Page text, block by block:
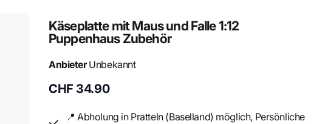
Käseplatte mit Maus und Falle 1:12
Puppenhaus Zubehör
AnbieterUnbekannt
CHF 34.90
📍 Abholung in Pratteln (Baselland) möglich, Persönliche